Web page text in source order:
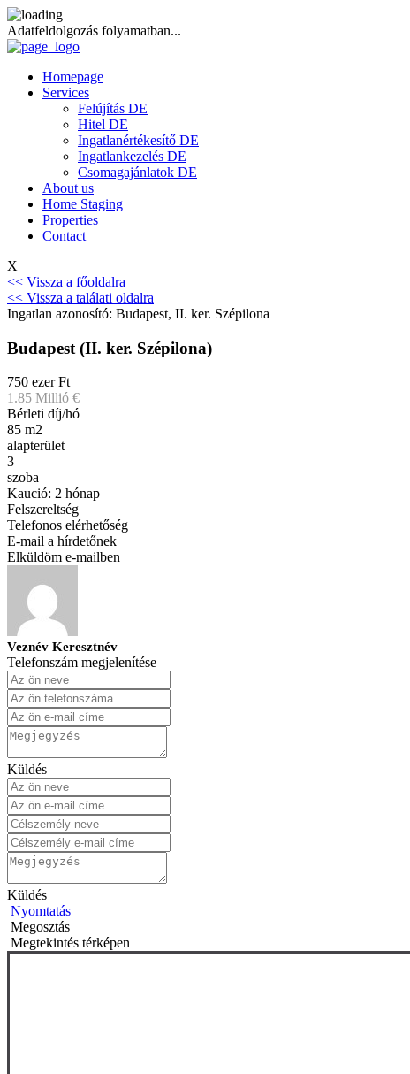
Adatfeldolgozás folyamatban...
Homepage
Services
Felújítás DE
Hitel DE
Ingatlanértékesítő DE
Ingatlankezelés DE
Csomagajánlatok DE
About us
Home Staging
Properties
Contact
X
<< Vissza a főoldalra
<< Vissza a találati oldalra
Ingatlan azonosító: Budapest, II. ker. Szépilona
Budapest (II. ker. Szépilona)
750 ezer Ft
1.85 Millió €
Bérleti díj/hó
85 m2
alapterület
3
szoba
Kaució: 2 hónap
Felszereltség
Telefonos elérhetőség
E-mail a hírdetőnek
Elküldöm e-mailben
Veznév Keresztnév
Telefonszám megjelenítése
Küldés
Küldés
Nyomtatás
Megosztás
Megtekintés térképen